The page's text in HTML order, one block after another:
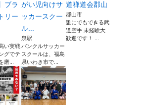
ブラ
リー
い実戦
グでテ
磨...
がい児向けサ
ッカースクー
ル...
泉駅
バンクルサッカー
スクールは、福島
県いわき市で...
道禅道会郡山
郡山市
誰にでもできる武
道空手 未経験大
歓迎です！ ...